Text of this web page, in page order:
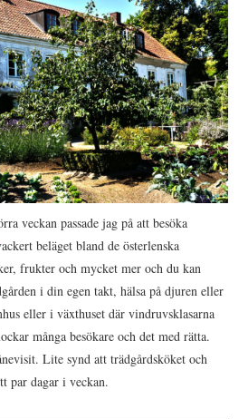
veckan passade jag på att besöka
beläget bland de österlenska
frukter och mycket mer och du kan
i din egen takt, hälsa på djuren eller
eller i växthuset där vindruvsklasarna
många besökare och det med rätta.
Lite synd att trädgårdsköket och
par dagar i veckan.